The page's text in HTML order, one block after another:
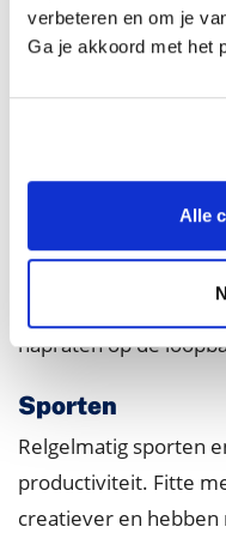
verbeteren en om je
Ga je akkoord met het
Alle
Beschikbaar
De MalieGym is
werkzaam zijn in de
mogelijk om de
sporten voor de
mee af te sluiten.
napraten op de
Sporten
Relgelmatig sporten
productiviteit. Fitte
creatiever en